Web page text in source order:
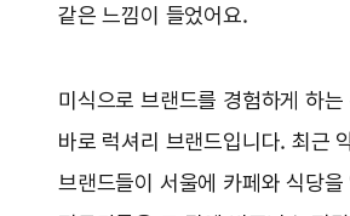
같은 느낌이 들었어요.
미식으로 브랜드를 경험하게 하
바로 럭셔리 브랜드입니다. 최근
브랜드들이 서울에 카페와 식당을